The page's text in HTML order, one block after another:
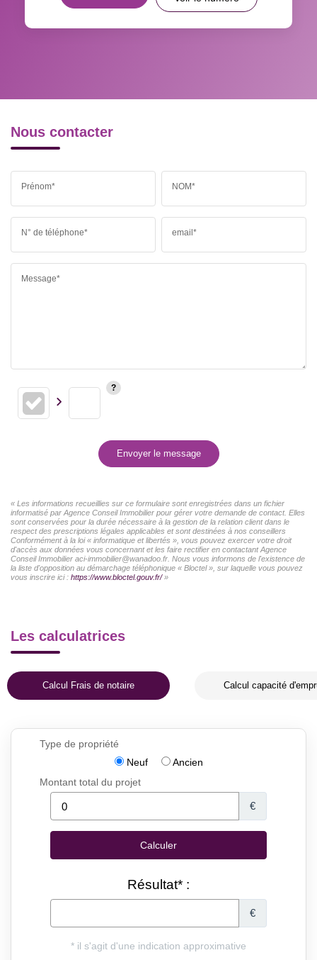
RÉSULTATS DES LYCÉES ECOLES ET CRÈCHES
Nous contacter
Prénom* NOM*
N° de téléphone* email*
Message*
Envoyer le message
« Les informations recueillies sur ce formulaire sont enregistrées dans un fichier
informatisé par Agence Conseil Immobilier pour gérer votre demande de contact. Elles
sont conservées pour la durée nécessaire à la gestion de la relation client dans le
respect des prescriptions légales applicables et sont destinées à nos conseillers
Conformément à la loi « informatique et libertés », vous pouvez exercer votre droit
d'accès aux données vous concernant et les faire rectifier en contactant Agence
Conseil Immobilier aci-immobilier@wanadoo.fr. Nous vous informons de l'existence de
la liste d'opposition au démarchage téléphonique « Bloctel », sur laquelle vous pouvez
vous inscrire ici : https://www.bloctel.gouv.fr/»
Les calculatrices
Calcul Frais de notaire Calcul capacité